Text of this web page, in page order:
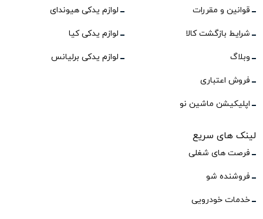
قوانین و مقررات
شرایط بازگشت کالا
وبلاگ
فروش اعتباری
اپلیکیشن ماشین نو
لوازم یدکی هیوندای
لوازم یدکی کیا
لوازم یدکی برلیانس
لینک های سریع
فرصت های شغلی
فروشنده شو
خدمات خودرویی